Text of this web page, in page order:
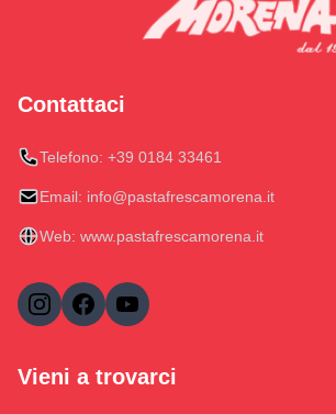
Contattaci
Telefono: +39 0184 33461
Email: info@pastafrescamorena.it
Web: www.pastafrescamorena.it
Vieni a trovarci